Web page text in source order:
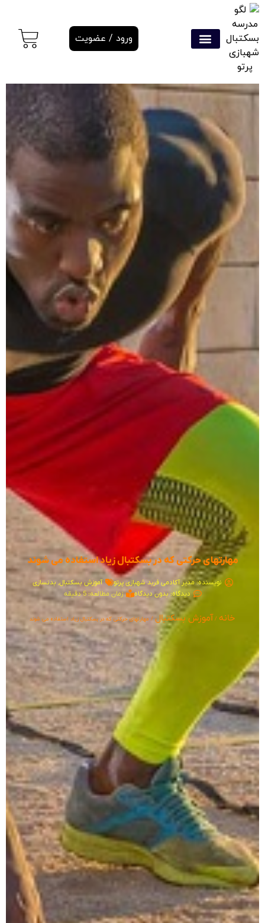
ورود / عضویت
مهارتهای حرکتی که در بسکتبال زیاد استفاده می شوند
نویسنده:مدیر آکادمی فربد شهبازی پرتو آموزش بسکتبال, بدنسازی
دیدگاه: بدون دیدگاه زمان مطالعه: 5 دقیقه
خانه / آموزش بسکتبال / مهارتهای حرکتی که در بسکتبال زیاد استفاده می شوند